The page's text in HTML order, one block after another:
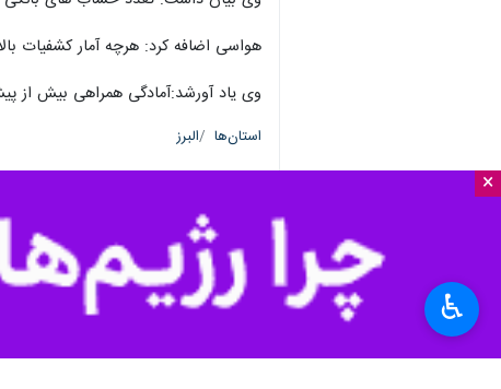
×
هواسی اضافه کرد: هرچه آمار کشفیات
وی یاد آورشد:آمادگی همراهی بیش از
استان‌ها البرز
کرج
اشتغال زایی♿︎